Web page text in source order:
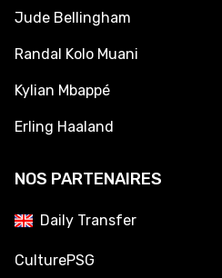
Jude Bellingham
Randal Kolo Muani
Kylian Mbappé
Erling Haaland
NOS PARTENAIRES
Daily Transfer
CulturePSG